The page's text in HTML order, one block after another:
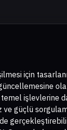
için
temel işlevlerine
ve güçlü